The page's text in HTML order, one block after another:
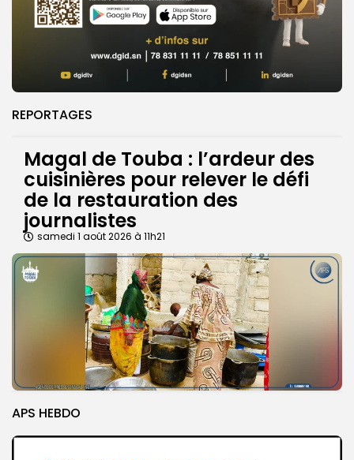
REPORTAGES
Magal de Touba : l’ardeur des
cuisinières pour relever le défi
de la restauration des
journalistes
samedi 1 août 2026 à 11h21
APS HEBDO